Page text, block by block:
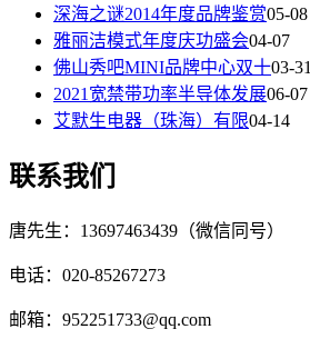
深海之谜2014年度品牌鉴赏05-08
雅丽洁模式年度庆功盛会04-07
佛山秀吧MINI品牌中心双十03-31
2021宽禁带功率半导体发展06-07
艾默生电器（珠海）有限04-14
联系我们
唐先生：13697463439（微信同号）
电话：020-85267273
邮箱：952251733@qq.com